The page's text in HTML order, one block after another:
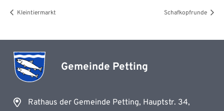
Kleintiermarkt Schafkopfrunde
Gemeinde Petting
Rathaus der Gemeinde Petting, Hauptstr. 34,